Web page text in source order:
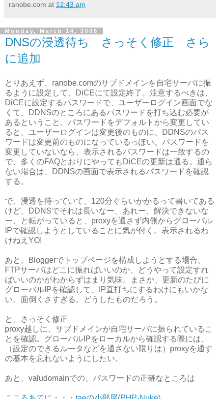
ranobe.com at 12:43 am
Monday, March 14, 2005
DNSの浸透待ち さっそく修正 さら
に追加
とりあえず、ranobe.comのサブドメインを自宅サーバに振
るように設定して、DiCEにて設定終了。注意するべきは、
DiCEに設定するパスワードで、ユーザーログイン画面でな
くて、DDNSのところにあるパスワードを打ち込む必要が
あるということ。パスワードをデフォルトから変更してい
ると、ユーザーログインは変更後のものに、DDNSのパス
ワードは変更前のものになっているっぽい。パスワードを
変更していないなら、表示されるパスワードは一致するの
で、多くのFAQとおりにやってもDiCEの更新は通る。通ら
ない場合は、DDNSの画面で表示されるパスワードを確認
する。
で、浸透を待っていて、120分ぐらいかかるって書いてある
けど、DDNSでそれは長いなー、あれー、解決できないな
ー、と転がっていると、proxyを通さず内側からグローバル
IPで確認しようとしていることに気が付く。表示されるわ
けねえYO!
あと、Bloggerでトップページを構成しようとする場合、
FTPサーバはどこに振ればいいのか、どうやって設定すれ
ばいいのかがわからずはまり気味。まさか、更新のたびに
グローバルIPを確認して、IP直打ちにするわけにもいかな
い。面倒くさすぎる。どうしたものだろう。
と、さっそく修正
proxy越しに、サブドメインが自宅サーバに振られているこ
とを確認。グローバルIPをローカルから確認する際には、
（設定のできるルータなどを通さない限りは）proxyを通す
の基本を忘れないようにしたい。
あと、valudomainでの、パスワードの正確なところは